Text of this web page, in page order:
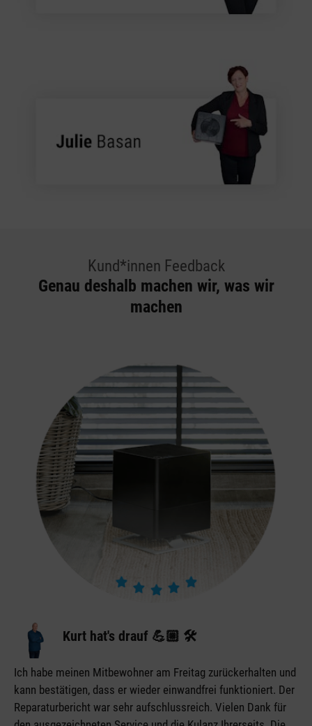
Kund*innen Feedback
Genau deshalb machen wir, was wir
machen
Kurt hat's drauf 💪🏼 🛠️
Ich habe meinen Mitbewohner am Freitag zurückerhalten und
kann bestätigen, dass er wieder einwandfrei funktioniert. Der
Reparaturbericht war sehr aufschlussreich. Vielen Dank für